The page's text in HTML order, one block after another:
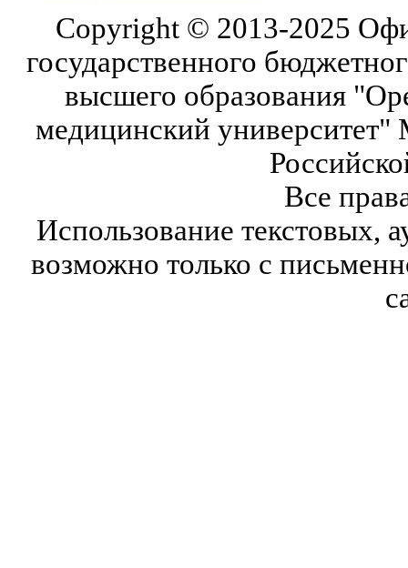
Copyright © 2013-2025
государственного
высшего образования
медицинский университет"
Все
Использование текстовых,
возможно только с